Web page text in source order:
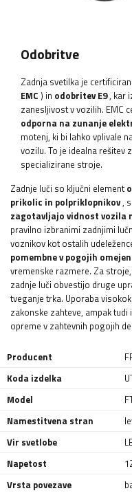
Odobritve
Zadnja svetilka je
EMC ) in odobritev E9, kar
zanesljivost v vozilih. EMC
odporna na zunanje
motenj, ki bi lahko vplivale
vozilu. To je idealna rešitev
specializirane stroje.
Zadnje luči so ključni element
prikolic in polpriklopnikov,
zagotavljajo vidnost vozila
pravilno izbranimi zadnjimi
voznikov kot ostalih
pomembne v pogojih
vremenske razmere. Za
zadnje luči obvestijo druge
tveganje trka. Uporaba
zakonske zahteve, ampak
opreme v zahtevnih pogojih
Producent
Koda izdelka
Model
Namestitvena stran
Vir svetlobe
Napetost
Vrsta povezave